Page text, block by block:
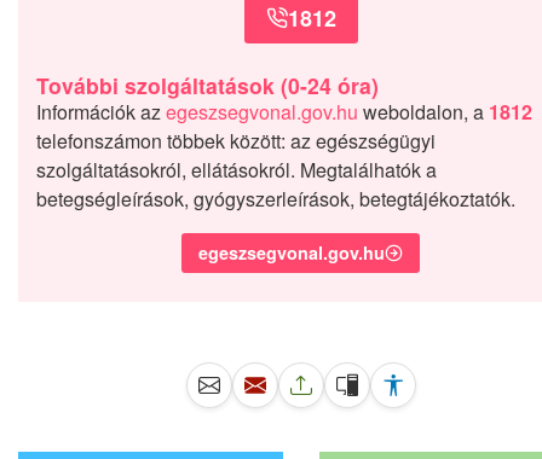
1812
További szolgáltatások (0-24 óra)
Információk azegeszsegvonal.gov.hu weboldalon, a 1812
telefonszámon többek között: az egészségügyi
szolgáltatásokról, ellátásokról. Megtalálhatók a
betegségleírások, gyógyszerleírások, betegtájékoztatók.
egeszsegvonal.gov.hu